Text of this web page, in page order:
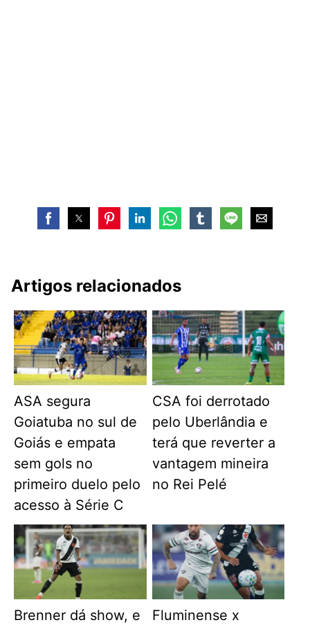
Artigos relacionados
ASA segura
Goiatuba no sul de
Goiás e empata
sem gols no
primeiro duelo pelo
acesso à Série C
CSA foi derrotado
pelo Uberlândia e
terá que reverter a
vantagem mineira
no Rei Pelé
Brenner dá show, e
Fluminense x